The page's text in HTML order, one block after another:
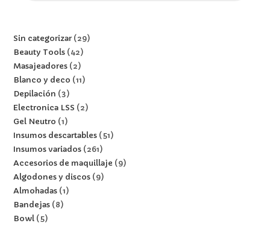
Sin categorizar 29
Beauty Tools 42
Masajeadores 2
Blanco y deco
11
Depilación
3
Electronica LSS
2
Gel Neutro
1
Insumos descartables 51
Insumos variados 261
Accesorios de maquillaje
9
Algodones y discos 9
Almohadas 1
Bandejas 8
Bowl 5